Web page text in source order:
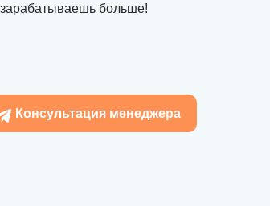
больше!
Консультация менеджера